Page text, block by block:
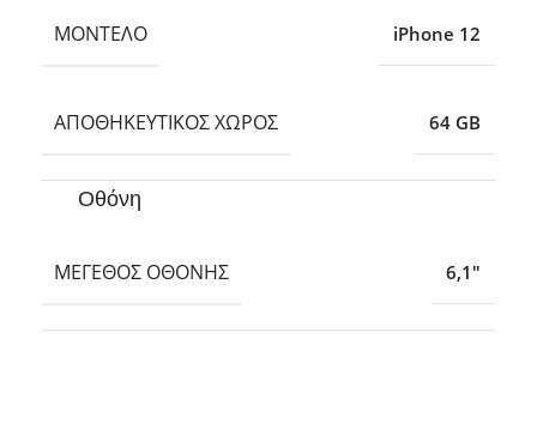
ΜΟΝΤΈΛΟ iPhone 12
ΑΠΟΘΗΚΕΥΤΙΚΌΣ ΧΏΡΟΣ 64 GB
Οθόνη
ΜΈΓΕΘΟΣ ΟΘΌΝΗΣ 6,1″